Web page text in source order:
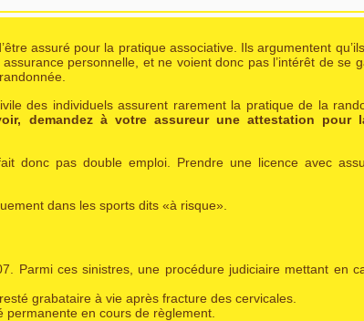
assuré pour la pratique associative. Ils argumentent
personnelle, et ne voient donc pas l’intérêt de se
des individuels assurent rarement la pratique de la
demandez à votre assureur une attestation pour
donc pas double emploi. Prendre une licence avec
dans les sports dits «à risque».
Parmi ces sinistres, une procédure judiciaire mettant en
grabataire à vie après fracture des cervicales.
permanente en cours de règlement.